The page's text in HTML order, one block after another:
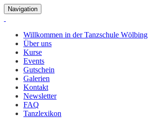
Navigation
Willkommen in der Tanzschule Wölbing
Über uns
Kurse
Events
Gutschein
Galerien
Kontakt
Newsletter
FAQ
Tanzlexikon